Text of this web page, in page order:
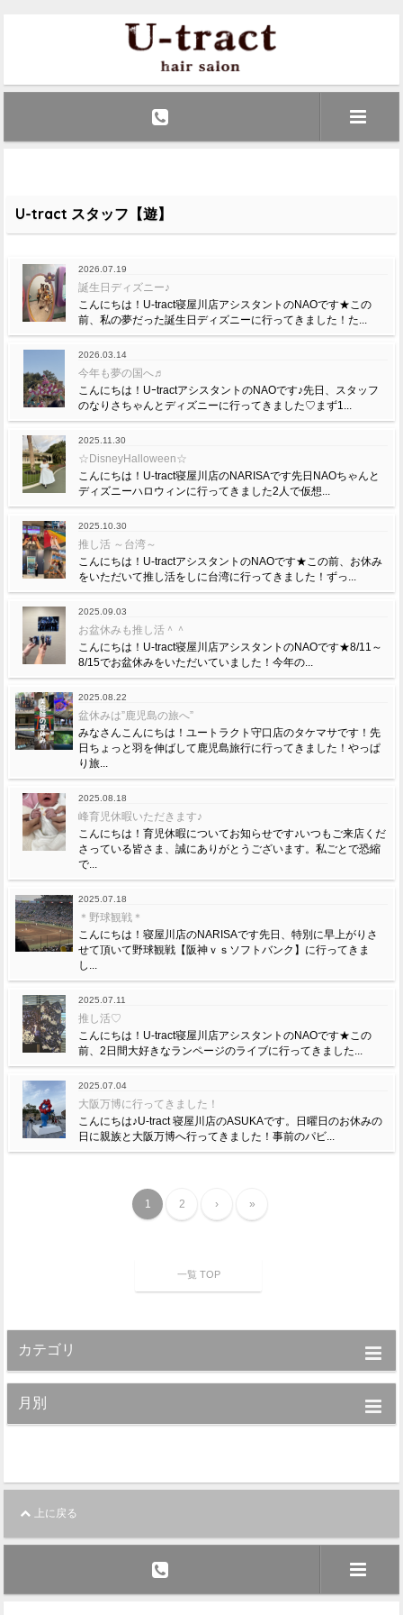
U-tract スタッフ【遊】
2026.07.19
誕生日ディズニー♪
こんにちは！U-tract寝屋川店アシスタントのNAOです★この
前、私の夢だった誕生日ディズニーに行ってきました！た...
2026.03.14
今年も夢の国へ♬
こんにちは！UｰtractアシスタントのNAOです♪先日、スタッフ
のなりさちゃんとディズニーに行ってきました♡まず1...
2025.11.30
☆DisneyHalloween☆
こんにちは！U-tract寝屋川店のNARISAです先日NAOちゃんと
ディズニーハロウィンに行ってきました2人で仮想...
2025.10.30
推し活 ～台湾～
こんにちは！U-tractアシスタントのNAOです★この前、お休み
をいただいて推し活をしに台湾に行ってきました！ずっ...
2025.09.03
お盆休みも推し活＾＾
こんにちは！U-tract寝屋川店アシスタントのNAOです★8/11～
8/15でお盆休みをいただいていました！今年の...
2025.08.22
盆休みは”鹿児島の旅へ”
みなさんこんにちは！ユートラクト守口店のタケマサです！先
日ちょっと羽を伸ばして鹿児島旅行に行ってきました！やっぱ
り旅...
2025.08.18
峰育児休暇いただきます♪
こんにちは！育児休暇についてお知らせです♪いつもご来店くだ
さっている皆さま、誠にありがとうございます。私ごとで恐縮
で...
2025.07.18
＊野球観戦＊
こんにちは！寝屋川店のNARISAです先日、特別に早上がりさ
せて頂いて野球観戦【阪神ｖｓソフトバンク】に行ってきま
し...
2025.07.11
推し活♡
こんにちは！U-tract寝屋川店アシスタントのNAOです★この
前、2日間大好きなランページのライブに行ってきました...
2025.07.04
大阪万博に行ってきました！
こんにちは♪U-tract 寝屋川店のASUKAです。日曜日のお休みの
日に親族と大阪万博へ行ってきました！事前のパビ...
1 2 › »
一覧 TOP
カテゴリ
月別
上に戻る